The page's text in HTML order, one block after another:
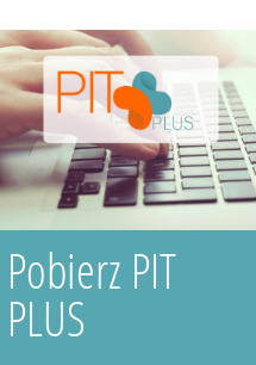
Pobierz PIT
PLUS